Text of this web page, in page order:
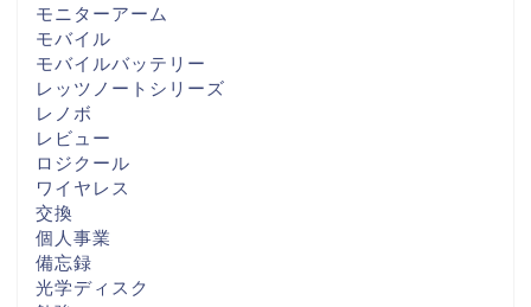
モニターアーム
モバイル
モバイルバッテリー
レッツノートシリーズ
レノボ
レビュー
ロジクール
ワイヤレス
交換
個人事業
備忘録
光学ディスク